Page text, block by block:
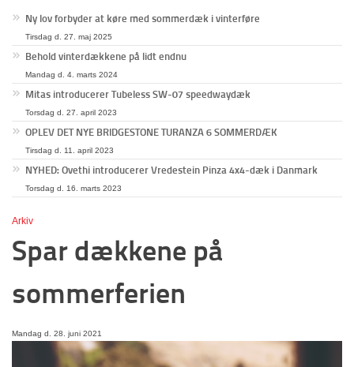
Ny lov forbyder at køre med sommerdæk i vinterføre
Tirsdag d. 27. maj 2025
Behold vinterdækkene på lidt endnu
Mandag d. 4. marts 2024
Mitas introducerer Tubeless SW-07 speedwaydæk
Torsdag d. 27. april 2023
OPLEV DET NYE BRIDGESTONE TURANZA 6 SOMMERDÆK
Tirsdag d. 11. april 2023
NYHED: Ovethi introducerer Vredestein Pinza 4x4-dæk i Danmark
Torsdag d. 16. marts 2023
Arkiv
Spar dækkene på
sommerferien
Mandag d. 28. juni 2021